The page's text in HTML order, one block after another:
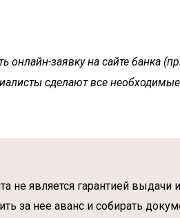
заявку на сайте банка
сделают все
является гарантией выдачи
за нее аванс и собирать